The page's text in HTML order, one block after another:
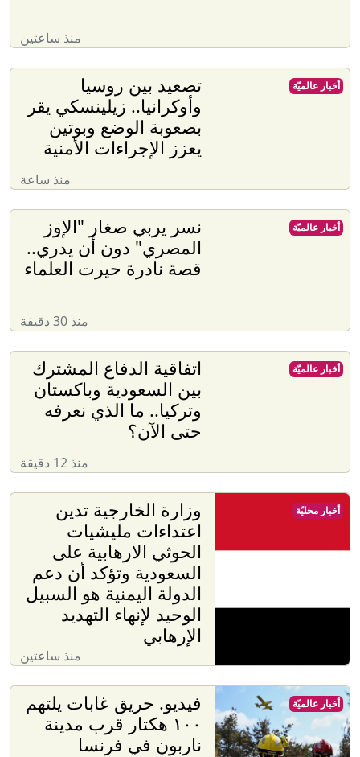
منذ ساعتين
تصعيد بين روسيا
وأوكرانيا.. زيلينسكي يقر
بصعوبة الوضع وبوتين
يعزز الإجراءات الأمنية
منذ ساعة
أخبار عالميّة
نسر يربي صغار "الإوز
المصري" دون أن يدري..
قصة نادرة حيرت العلماء
منذ 30 دقيقة
أخبار عالميّة
اتفاقية الدفاع المشترك
بين السعودية وباكستان
وتركيا.. ما الذي نعرفه
حتى الآن؟
منذ 12 دقيقة
أخبار عالميّة
وزارة الخارجية تدين
اعتداءات مليشيات
الحوثي الارهابية على
السعودية وتؤكد أن دعم
الدولة اليمنية هو السبيل
الوحيد لإنهاء التهديد
الإرهابي
منذ ساعتين
أخبار محليّة
فيديو. حريق غابات يلتهم
١٠٠ هكتار قرب مدينة
ناربون في فرنسا
أخبار عالميّة